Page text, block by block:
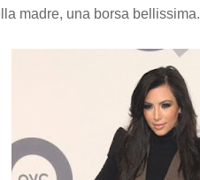
madre, una borsa bellissima.